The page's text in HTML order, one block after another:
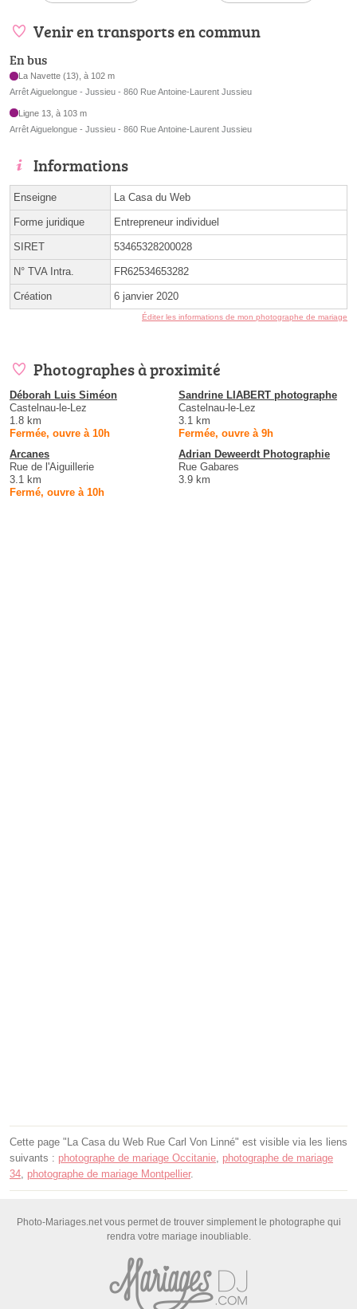
Venir en transports en commun
En bus
La Navette (13), à 102 m
Arrêt Aiguelongue - Jussieu - 860 Rue Antoine-Laurent Jussieu
Ligne 13, à 103 m
Arrêt Aiguelongue - Jussieu - 860 Rue Antoine-Laurent Jussieu
Informations
Enseigne La Casa du Web
Forme juridique Entrepreneur individuel
SIRET 53465328200028
N° TVA Intra. FR62534653282
Création 6 janvier 2020
Éditer les informations de mon photographe de mariage
Photographes à proximité
Déborah Luis Siméon
Castelnau-le-Lez
1.8 km
Fermée, ouvre à 10h
Sandrine LIABERT photographe
Castelnau-le-Lez
3.1 km
Fermée, ouvre à 9h
Arcanes
Rue de l'Aiguillerie
3.1 km
Fermé, ouvre à 10h
Adrian Deweerdt Photographie
Rue Gabares
3.9 km
Cette page "La Casa du Web Rue Carl Von Linné" est visible via les liens
suivants : photographe de mariage Occitanie photographe de mariage
34 photographe de mariage Montpellier.
Photo-Mariages.net vous permet de trouver simplement le photographe qui
rendra votre mariage inoubliable.